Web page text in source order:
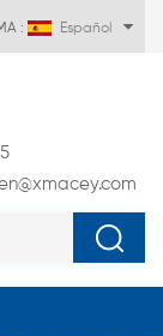
: Español